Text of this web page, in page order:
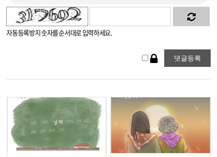
자동등록방지 숫자를 순서대로 입력하세요.